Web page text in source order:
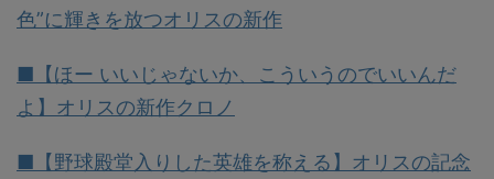
色”に輝きを放つオリスの新作
■【ほー いいじゃないか、こういうのでいいんだ
よ】オリスの新作クロノ
■【野球殿堂入りした英雄を称える】オリスの記念